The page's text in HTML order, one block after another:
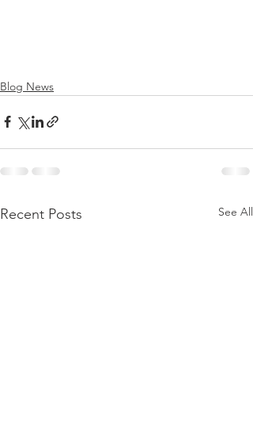
Blog News
Recent Posts See All